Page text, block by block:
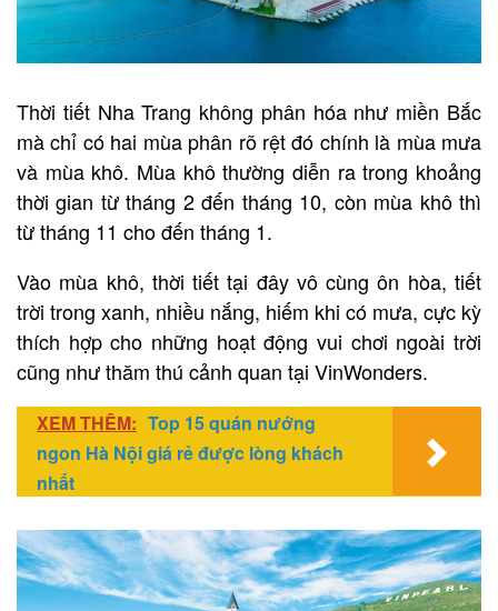
Thời tiết Nha Trang không phân hóa như miền Bắc
mà chỉ có hai mùa phân rõ rệt đó chính là mùa mưa
và mùa khô. Mùa khô thường diễn ra trong khoảng
thời gian từ tháng 2 đến tháng 10, còn mùa khô thì
từ tháng 11 cho đến tháng 1.
Vào mùa khô, thời tiết tại đây vô cùng ôn hòa, tiết
trời trong xanh, nhiều nắng, hiếm khi có mưa, cực kỳ
thích hợp cho những hoạt động vui chơi ngoài trời
cũng như thăm thú cảnh quan tại VinWonders.
XEM THÊM: Top 15 quán nướng
ngon Hà Nội giá rẻ được lòng khách
nhất